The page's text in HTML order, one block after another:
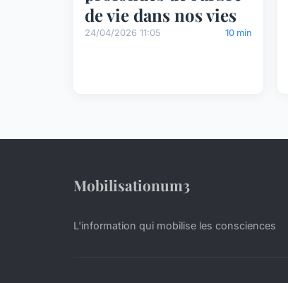
de vie dans nos vies
24/04/2026 11:05 10 min
Mobilisationum3
L'information qui mobilise les consciences